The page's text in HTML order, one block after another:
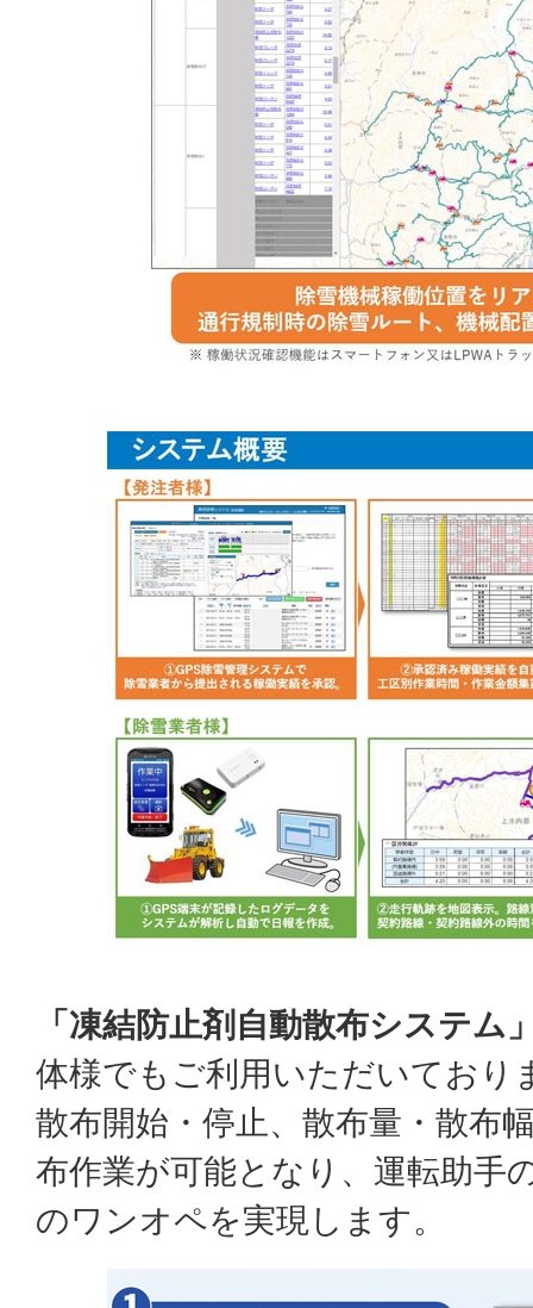
「凍結防止剤自動散布システム
体様でもご利用いただいており
散布開始・停止、散布量・散布
布作業が可能となり、運転助手
のワンオペを実現します。